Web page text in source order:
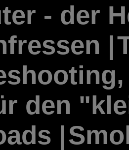
- der
|
den
|